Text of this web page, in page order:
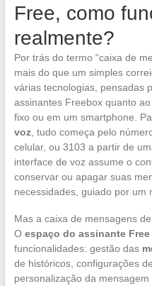
Free, como
realmente?
Por trás do termo “caixa de
mais do que um simples
várias tecnologias, pensadas
assinantes Freebox quanto
fixo ou em um smartphone.
voz, tudo começa pelo
celular, ou 3103 a partir de
interface de voz assume o
conservar ou apagar suas
necessidades, guiado por um
Mas a caixa de mensagens
O espaço do assinante Free
funcionalidades: gestão das
de históricos, configurações
personalização da